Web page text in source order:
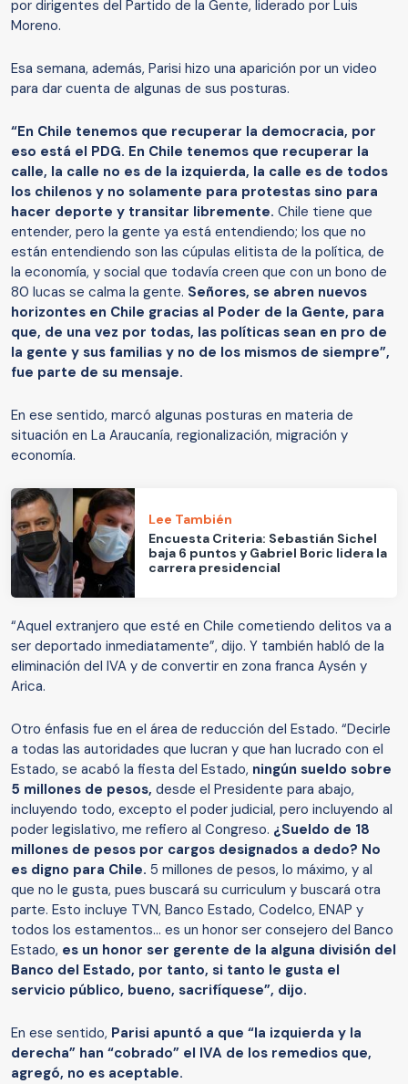
por dirigentes del Partido de la Gente, liderado por Luis
Moreno.
Esa semana, además, Parisi hizo una aparición por un video
para dar cuenta de algunas de sus posturas.
“En Chile tenemos que recuperar la democracia, por
eso está el PDG. En Chile tenemos que recuperar la
calle, la calle no es de la izquierda, la calle es de todos
los chilenos y no solamente para protestas sino para
hacer deporte y transitar libremente. Chile tiene que
entender, pero la gente ya está entendiendo; los que no
están entendiendo son las cúpulas elitista de la política, de
la economía, y social que todavía creen que con un bono de
80 lucas se calma la gente. Señores, se abren nuevos
horizontes en Chile gracias al Poder de la Gente, para
que, de una vez por todas, las políticas sean en pro de
la gente y sus familias y no de los mismos de siempre”,
fue parte de su mensaje.
En ese sentido, marcó algunas posturas en materia de
situación en La Araucanía, regionalización, migración y
economía.
Lee También
Encuesta Criteria: Sebastián Sichel
baja 6 puntos y Gabriel Boric lidera la
carrera presidencial
“Aquel extranjero que esté en Chile cometiendo delitos va a
ser deportado inmediatamente”, dijo. Y también habló de la
eliminación del IVA y de convertir en zona franca Aysén y
Arica.
Otro énfasis fue en el área de reducción del Estado. “Decirle
a todas las autoridades que lucran y que han lucrado con el
Estado, se acabó la fiesta del Estado, ningún sueldo sobre
5 millones de pesos, desde el Presidente para abajo,
incluyendo todo, excepto el poder judicial, pero incluyendo al
poder legislativo, me refiero al Congreso. ¿Sueldo de 18
millones de pesos por cargos designados a dedo? No
es digno para Chile. 5 millones de pesos, lo máximo, y al
que no le gusta, pues buscará su curriculum y buscará otra
parte. Esto incluye TVN, Banco Estado, Codelco, ENAP y
todos los estamentos... es un honor ser consejero del Banco
Estado, es un honor ser gerente de la alguna división del
Banco del Estado, por tanto, si tanto le gusta el
servicio público, bueno, sacrifíquese”, dijo.
En ese sentido, Parisi apuntó a que “la izquierda y la
derecha” han “cobrado” el IVA de los remedios que,
agregó, no es aceptable.